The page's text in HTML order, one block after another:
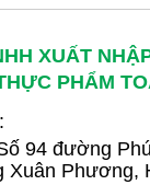
XUẤT
PHẨM
94 đường
Xuân Phương,